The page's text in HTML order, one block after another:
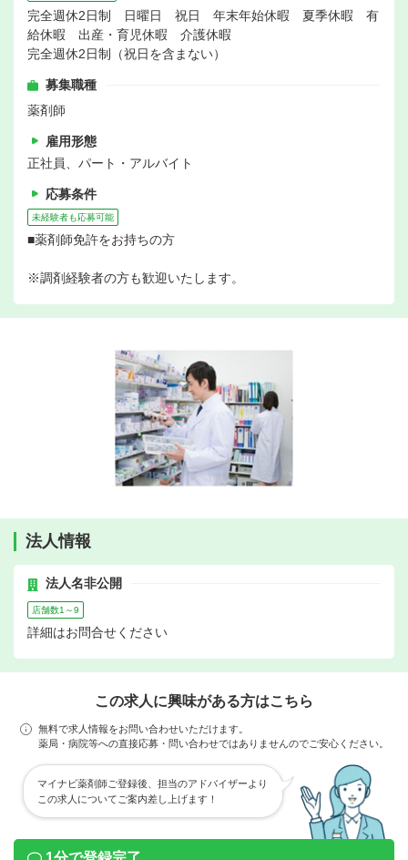
完全週休2日制 日曜日 祝日 年末年始休暇 夏季休暇 有
給休暇 出産・育児休暇 介護休暇
完全週休2日制（祝日を含まない）
募集職種
薬剤師
雇用形態
正社員、パート・アルバイト
応募条件
未経験者も応募可能
■薬剤師免許をお持ちの方
※調剤経験者の方も歓迎いたします。
法人情報
法人名非公開
店舗数1～9
詳細はお問合せください
この求人に興味がある方はこちら
無料で求人情報をお問い合わせいただけます。
薬局・病院等への直接応募・問い合わせではありませんのでご安心ください。
マイナビ薬剤師ご登録後、担当のアドバイザーより
この求人についてご案内差し上げます！